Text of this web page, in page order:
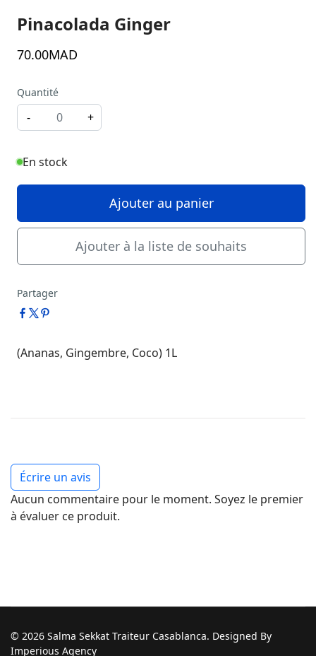
Pinacolada Ginger
70.00MAD
Quantité
- +
En stock
Ajouter au panier
Ajouter à la liste de souhaits
Partager
(Ananas, Gingembre, Coco) 1L
Écrire un avis
Aucun commentaire pour le moment. Soyez le premier
à évaluer ce produit.
© 2026 Salma Sekkat Traiteur Casablanca. Designed By
Imperious Agency